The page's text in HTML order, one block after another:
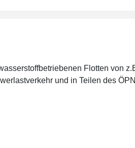
Flotten von
und in Teilen des